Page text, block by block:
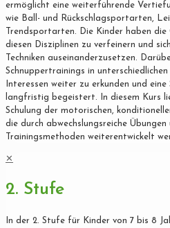
ermöglicht eine weiterführende
wie Ball- und Rückschlagsportarten,
Trendsportarten. Die Kinder haben die
diesen Disziplinen zu verfeinern und
Techniken auseinanderzusetzen.
Schnuppertrainings in
Interessen weiter zu erkunden und
langfristig begeistert. In diesem Kurs
Schulung der motorischen,
die durch abwechslungsreiche
Trainingsmethoden weiterentwickelt
✕
2. Stufe
In der 2. Stufe für Kinder von 7 bis 8